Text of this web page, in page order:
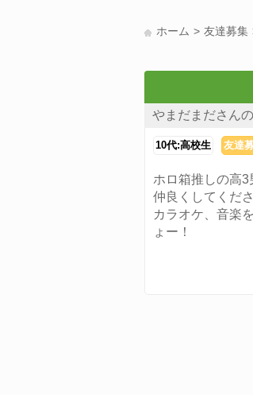
ホーム 友達募集
やまだまださん
10代:高校生 友達
ホロ箱推しの高3
仲良くしてくださ
カラオケ、音楽
ょー！